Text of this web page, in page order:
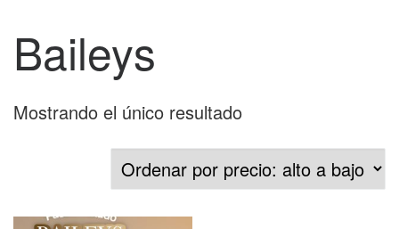
Baileys
Mostrando el único resultado